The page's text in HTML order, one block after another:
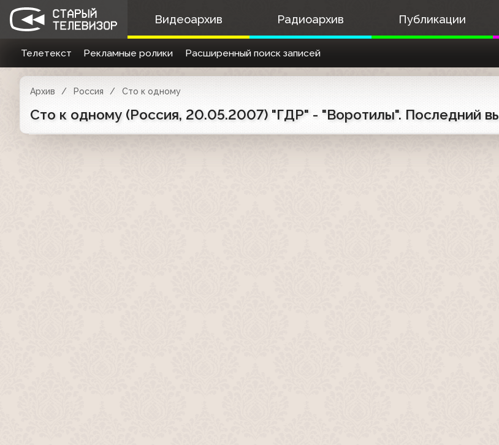
Видеоархив Радиоархив Публикации
Телетекст Рекламные ролики Расширенный поиск записей
Архив Россия Сто к одному
Сто к одному (Россия, 20.05.2007) "ГДР" - "Воротилы". Последний